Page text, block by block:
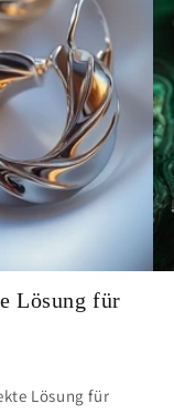
Lösung für
Lösung für